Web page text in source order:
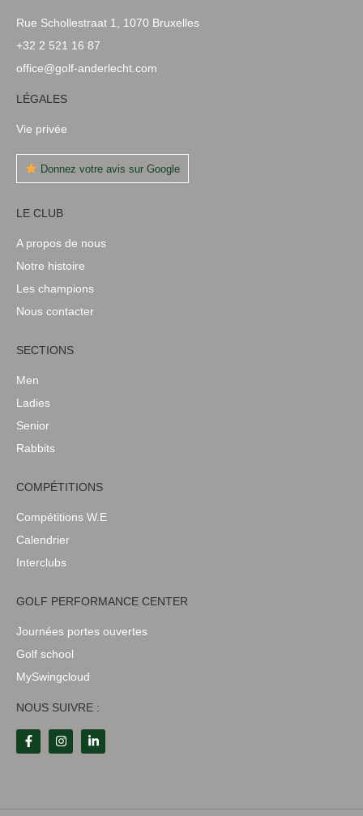
Rue Schollestraat 1, 1070 Bruxelles
+32 2 521 16 87
office@golf-anderlecht.com
LÉGALES
Vie privée
Donnez votre avis sur Google
LE CLUB
A propos de nous
Notre histoire
Les champions
Nous contacter
SECTIONS
Men
Ladies
Senior
Rabbits
COMPÉTITIONS
Compétitions W.E
Calendrier
Interclubs
GOLF PERFORMANCE CENTER
Journées portes ouvertes
Golf school
MySwingcloud
NOUS SUIVRE :